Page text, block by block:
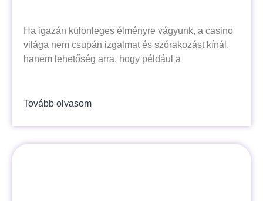
Ha igazán különleges élményre vágyunk, a casino
világa nem csupán izgalmat és szórakozást kínál,
hanem lehetőség arra, hogy például a
Tovább olvasom